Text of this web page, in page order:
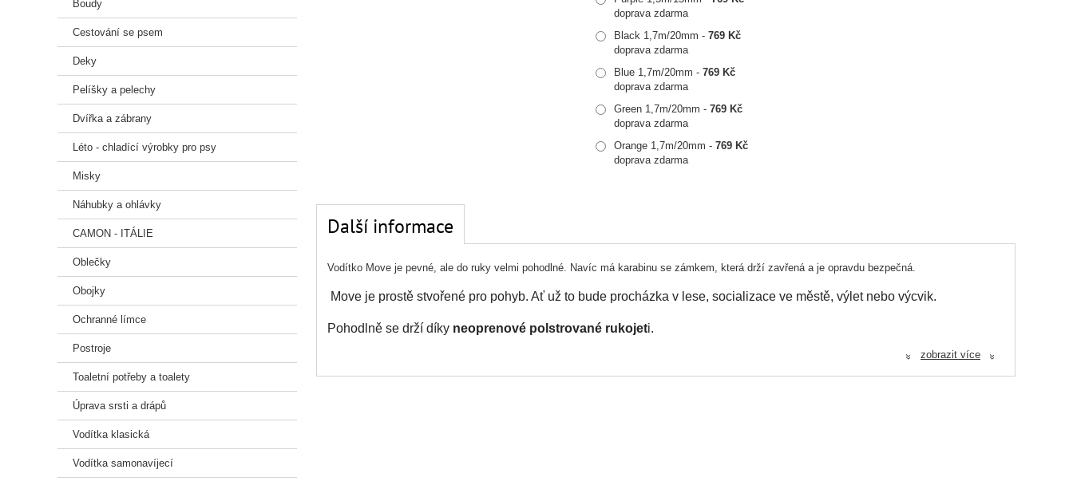
doprava zdarma
Black 1,7m/20mm -769 Kč
doprava zdarma
Blue 1,7m/20mm -769 Kč
doprava zdarma
Green 1,7m/20mm -769 Kč
doprava zdarma
Orange 1,7m/20mm -769 Kč
doprava zdarma
Další informace
Vodítko Move je pevné, ale do ruky velmi pohodlné. Navíc má karabinu se zámkem, která drží zavřená a je opravdu bezpečná.
Move je prostě stvořené pro pohyb. Ať už to bude procházka v lese, socializace ve městě, výlet nebo výcvik.
Pohodlně se drží díky neoprenové polstrované rukojeti.
« zobrazit více «
Boudy
Cestování se psem
Deky
Pelíšky a pelechy
Dvířka a zábrany
Léto - chladící výrobky pro psy
Misky
Náhubky a ohlávky
CAMON - ITÁLIE
Oblečky
Obojky
Ochranné límce
Postroje
Toaletní potřeby a toalety
Úprava srsti a drápů
Vodítka klasická
Vodítka samonavíjecí